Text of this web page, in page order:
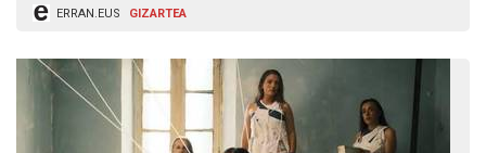
ERRAN.EUS GIZARTEA